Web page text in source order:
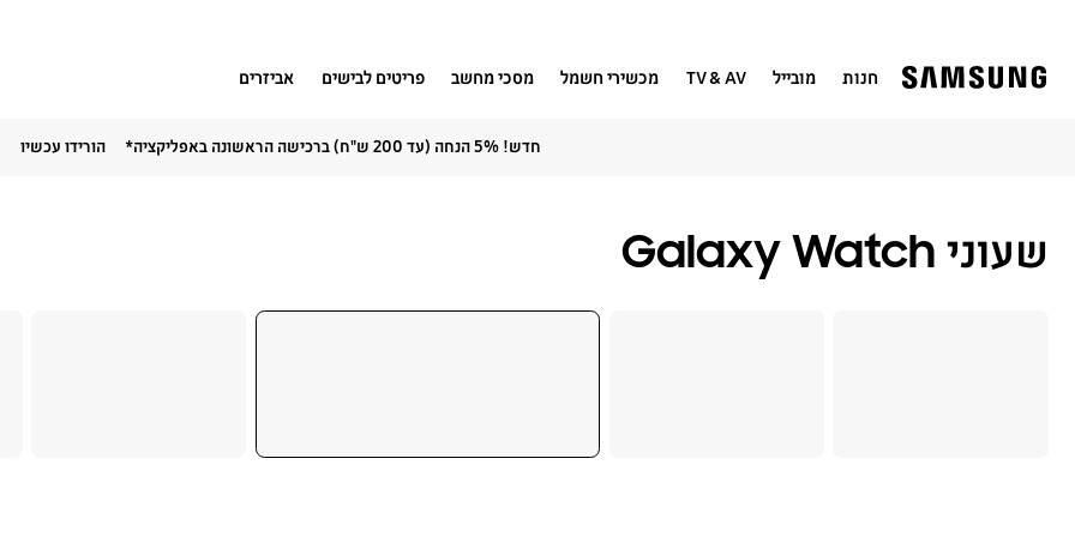
חנות מובייל TV & AV מכשירי חשמל מסכי מחשב פריטים לבישים אביזרים
חדש! 5% הנחה (עד 200 ש"ח) ברכישה הראשונה באפליקציה* הורידו עכשיו
שעוני Galaxy Watch